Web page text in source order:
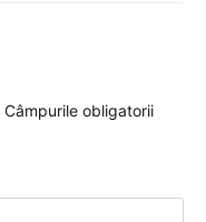
Câmpurile obligatorii